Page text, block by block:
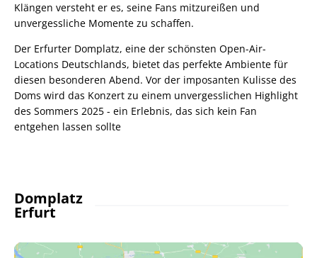
Klängen versteht er es, seine Fans mitzureißen und
unvergessliche Momente zu schaffen.
Der Erfurter Domplatz, eine der schönsten Open-Air-
Locations Deutschlands, bietet das perfekte Ambiente für
diesen besonderen Abend. Vor der imposanten Kulisse des
Doms wird das Konzert zu einem unvergesslichen Highlight
des Sommers 2025 - ein Erlebnis, das sich kein Fan
entgehen lassen sollte
Domplatz
Erfurt